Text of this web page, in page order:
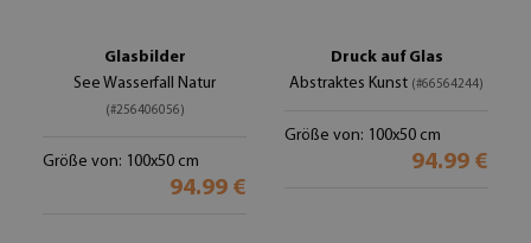
Glasbilder
See Wasserfall Natur
(#256406056)
Größe von: 100x50 cm
94.99 €
Druck auf Glas
Abstraktes Kunst (#66564244)
Größe von: 100x50 cm
94.99 €